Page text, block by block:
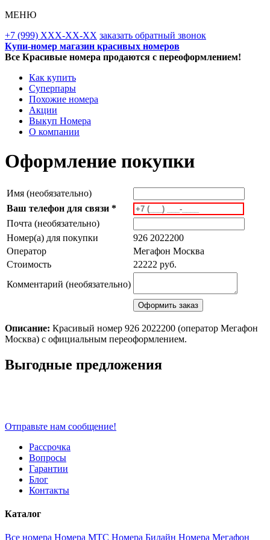
МЕНЮ
+7 (999) XXX-XX-XX заказать обратный звонок
Купи-номер магазин красивых номеров
Все Красивые номера продаются с переоформлением!
Как купить
Суперпары
Похожие номера
Акции
Выкуп Номера
О компании
Оформление покупки
Имя (необязательно)
Ваш телефон для связи *
Почта (необязательно)
Номер(а) для покупки
926 2022200
Оператор
Мегафон Москва
Стоимость
22222 руб.
Комментарий (необязательно)
Описание: Красивый номер 926 2022200 (оператор Мегафон
Москва) с официальным переоформлением.
Scroll
Up
Выгодные предложения
Отправьте нам сообщение!
Рассрочка
Вопросы
Гарантии
Блог
Контакты
Каталог
Все номера Номера МТС Номера Билайн Номера Мегафон